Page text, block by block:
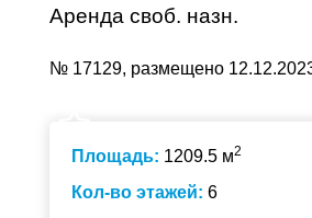
Аренда своб. назн.
№ 17129, размещено
Площадь: 1209.5 м2
Кол-во этажей: 6